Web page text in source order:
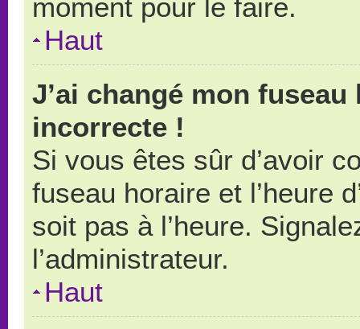
moment pour le faire.
Haut
J’ai changé mon
incorrecte !
Si vous êtes sûr d’avoir
fuseau horaire et l’heure
soit pas à l’heure.
l’administrateur.
Haut